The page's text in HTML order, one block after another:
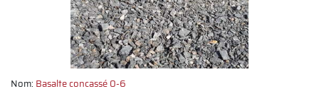
Nom: Basalte concassé 0-6